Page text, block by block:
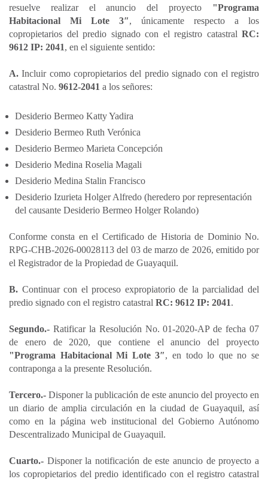
resuelve realizar el anuncio del proyecto "Programa
Habitacional Mi Lote 3″, únicamente respecto a los
copropietarios del predio signado con el registro catastral RC:
9612 IP: 2041, en el siguiente sentido:
A. Incluir como copropietarios del predio signado con el registro
catastral No. 9612-2041 a los señores:
Desiderio Bermeo Katty Yadira
Desiderio Bermeo Ruth Verónica
Desiderio Bermeo Marieta Concepción
Desiderio Medina Roselia Magali
Desiderio Medina Stalin Francisco
Desiderio Izurieta Holger Alfredo (heredero por representación
del causante Desiderio Bermeo Holger Rolando)
Conforme consta en el Certificado de Historia de Dominio No.
RPG-CHB-2026-00028113 del 03 de marzo de 2026, emitido por
el Registrador de la Propiedad de Guayaquil.
B. Continuar con el proceso expropiatorio de la parcialidad del
predio signado con el registro catastral RC: 9612 IP: 2041.
Segundo.- Ratificar la Resolución No. 01-2020-AP de fecha 07
de enero de 2020, que contiene el anuncio del proyecto
"Programa Habitacional Mi Lote 3″, en todo lo que no se
contraponga a la presente Resolución.
Tercero.- Disponer la publicación de este anuncio del proyecto en
un diario de amplia circulación en la ciudad de Guayaquil, así
como en la página web institucional del Gobierno Autónomo
Descentralizado Municipal de Guayaquil.
Cuarto.- Disponer la notificación de este anuncio de proyecto a
los copropietarios del predio identificado con el registro catastral